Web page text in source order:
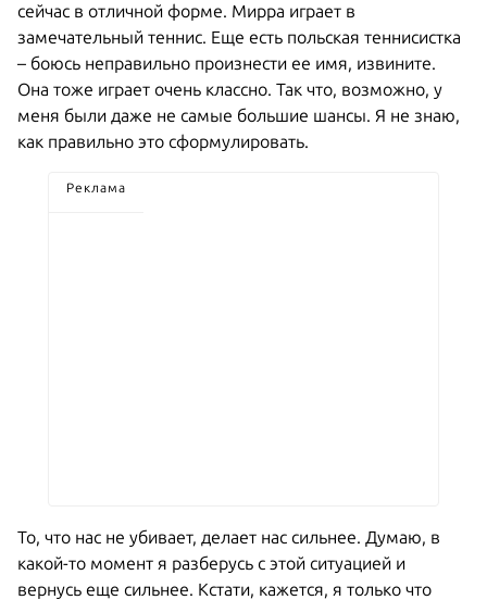
сейчас в отличной форме. Мирра играет в
замечательный теннис. Еще есть польская теннисистка
– боюсь неправильно произнести ее имя, извините.
Она тоже играет очень классно. Так что, возможно, у
меня были даже не самые большие шансы. Я не знаю,
как правильно это сформулировать.
Реклама
То, что нас не убивает, делает нас сильнее. Думаю, в
какой-то момент я разберусь с этой ситуацией и
вернусь еще сильнее. Кстати, кажется, я только что